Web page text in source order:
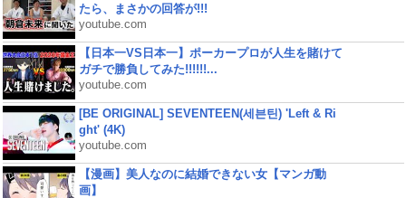
たら、まさかの回答が!!!
youtube.com
【日本一VS日本一】ポーカープロが人生を賭けて
ガチで勝負してみた!!!!!!...
youtube.com
[BE ORIGINAL] SEVENTEEN(세븐틴) 'Left & Ri
ght' (4K)
youtube.com
【漫画】美人なのに結婚できない女【マンガ動
画】